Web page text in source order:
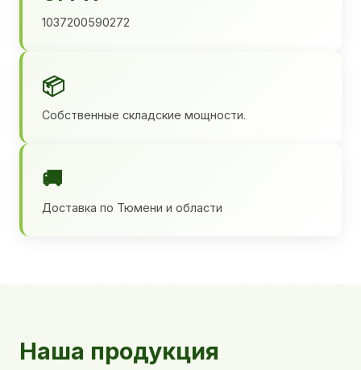
1037200590272
📦
Собственные складские мощности.
🚚
Доставка по Тюмени и области
Наша продукция